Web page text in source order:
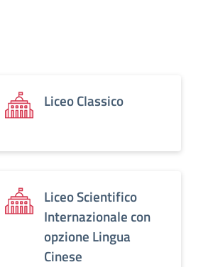
Liceo Classico
Liceo Scientifico
Internazionale con
opzione Lingua
Cinese